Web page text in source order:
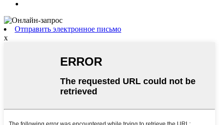
Отправить электронное письмо
x